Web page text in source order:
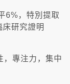
6%，特別提取
研究證明
，專注力，集中